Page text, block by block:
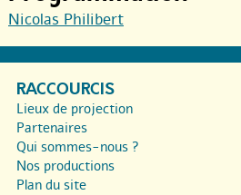
Nicolas Philibert
RACCOURCIS
Lieux de projection
Partenaires
Qui sommes-nous ?
Nos productions
Plan du site